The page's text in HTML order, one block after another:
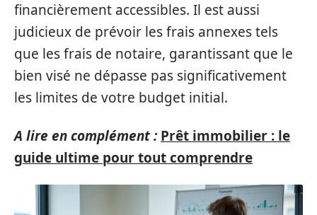
financièrement accessibles. Il est aussi
judicieux de prévoir les frais annexes tels
que les frais de notaire, garantissant que le
bien visé ne dépasse pas significativement
les limites de votre budget initial.
A lire en complément : Prêt immobilier : le
guide ultime pour tout comprendre